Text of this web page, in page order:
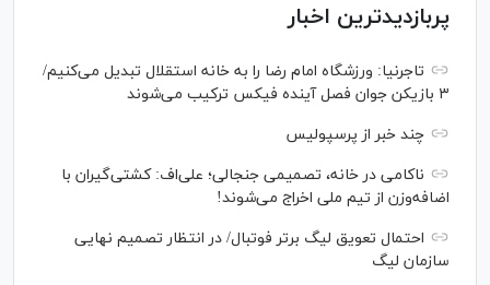
پربازدیدترین اخبار
تاجرنیا: ورزشگاه امام رضا را به خانه استقلال تبدیل می‌کنیم/
۳ بازیکن جوان فصل آینده فیکس ترکیب می‌شوند
چند خبر از پرسپولیس
ناکامی در خانه، تصمیمی جنجالی؛ علی‌اف: کشتی‌گیران با
اضافه‌وزن از تیم ملی اخراج می‌شوند!
احتمال تعویق لیگ برتر فوتبال/ در انتظار تصمیم نهایی
سازمان لیگ